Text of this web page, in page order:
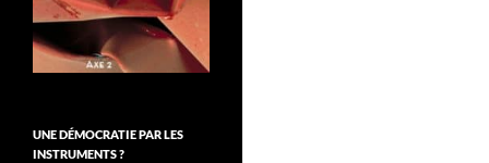
UNE DÉMOCRATIE PAR LES
INSTRUMENTS ?